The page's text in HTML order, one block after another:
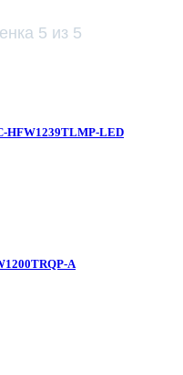
5 из 5
HFW1239TLMP-LED
A